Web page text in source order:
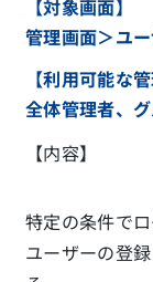
【対象画面】
管理画面＞ユ
【利用可能な
全体管理者、
【内容】
特定の条件で
ユーザーの登